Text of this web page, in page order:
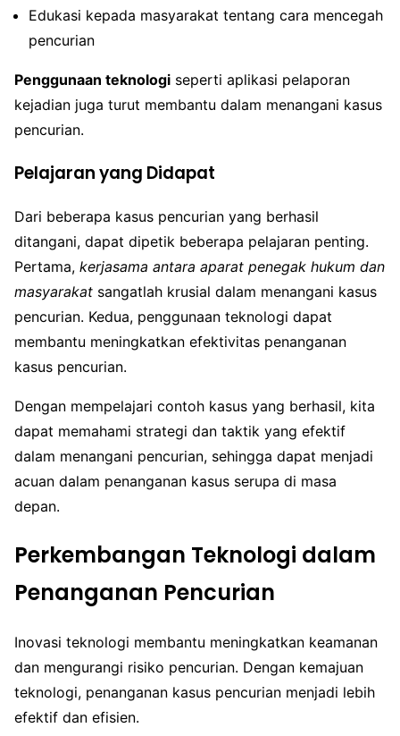
Edukasi kepada masyarakat tentang cara mencegah
pencurian
Penggunaan teknologi seperti aplikasi pelaporan
kejadian juga turut membantu dalam menangani kasus
pencurian.
Pelajaran yang Didapat
Dari beberapa kasus pencurian yang berhasil
ditangani, dapat dipetik beberapa pelajaran penting.
Pertama, kerjasama antara aparat penegak hukum dan
masyarakat sangatlah krusial dalam menangani kasus
pencurian. Kedua, penggunaan teknologi dapat
membantu meningkatkan efektivitas penanganan
kasus pencurian.
Dengan mempelajari contoh kasus yang berhasil, kita
dapat memahami strategi dan taktik yang efektif
dalam menangani pencurian, sehingga dapat menjadi
acuan dalam penanganan kasus serupa di masa
depan.
Perkembangan Teknologi dalam
Penanganan Pencurian
Inovasi teknologi membantu meningkatkan keamanan
dan mengurangi risiko pencurian. Dengan kemajuan
teknologi, penanganan kasus pencurian menjadi lebih
efektif dan efisien.